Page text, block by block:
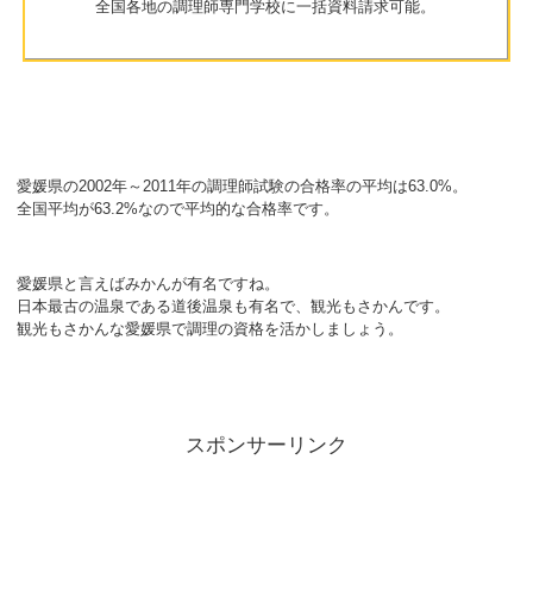
全国各地の調理師専門学校に一括資料請求可能。
愛媛県の2002年～2011年の調理師試験の合格率の平均は63.0%。
全国平均が63.2%なので平均的な合格率です。
愛媛県と言えばみかんが有名ですね。
日本最古の温泉である道後温泉も有名で、観光もさかんです。
観光もさかんな愛媛県で調理の資格を活かしましょう。
スポンサーリンク